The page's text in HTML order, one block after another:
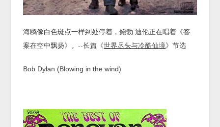
海鸥像白色斑点一样到处停着，鲍勃.迪伦正在唱着《答
案在空中飘扬》。--长篇《世界尽头与冷酷仙境》节选
Bob Dylan (Blowing in the wind)